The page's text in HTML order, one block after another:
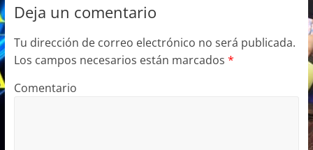
Deja un comentario
Tu dirección de correo electrónico no será publicada.
Los campos necesarios están marcados *
Comentario